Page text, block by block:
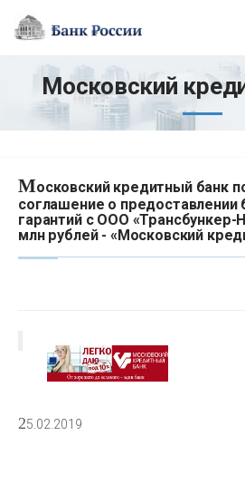
Московский
Московский кредитный банк
соглашение о предоставлении
гарантий с ООО «Трансбункер-
млн рублей - «Московский
25.02.2019